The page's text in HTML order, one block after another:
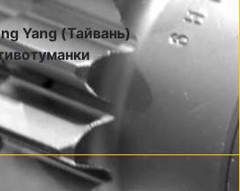
Yang (Тайвань)